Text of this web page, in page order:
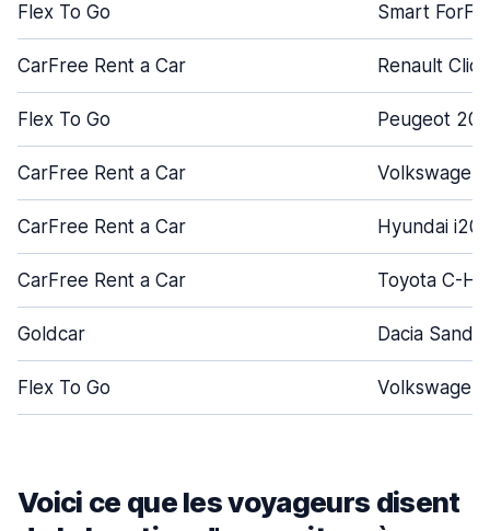
Flex To Go Smart
CarFree Rent a Car Renault Clio
Flex To Go Peugeot 208
CarFree Rent a Car Volkswagen
CarFree Rent a Car Hyundai i20
CarFree Rent a Car Toyota C-HR
Goldcar Dacia
Flex To Go Volkswagen
Voici ce que les voyageurs disent